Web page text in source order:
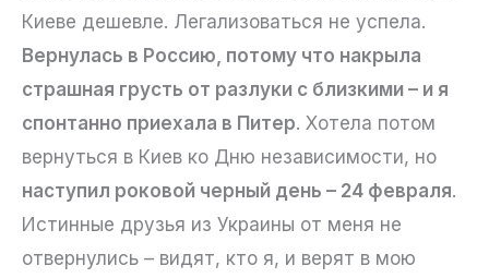
Киеве дешевле. Легализоваться не успела.
Вернулась в Россию, потому что накрыла
страшная грусть от разлуки с близкими – и я
спонтанно приехала в Питер. Хотела потом
вернуться в Киев ко Дню независимости, но
наступил роковой черный день – 24 февраля.
Истинные друзья из Украины от меня не
отвернулись – видят, кто я, и верят в мою